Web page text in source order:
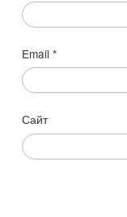
Email*
Сайт